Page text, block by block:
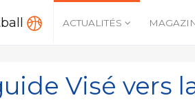
ACTUALITÉS
Visé vers